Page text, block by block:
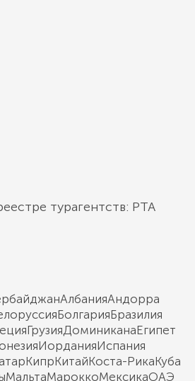
турагентств: РТА
АлбанияАндорра
БолгарияБразилия
ГрузияДоминиканаЕгипет
ИорданияИспания
КипрКитайКоста-РикаКуба
МальтаМароккоМексикаОАЭ